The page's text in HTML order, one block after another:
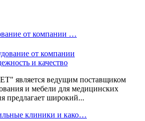
от компании …
является ведущим поставщиком
и мебели для медицинских
предлагает широкий...
клиники и како…